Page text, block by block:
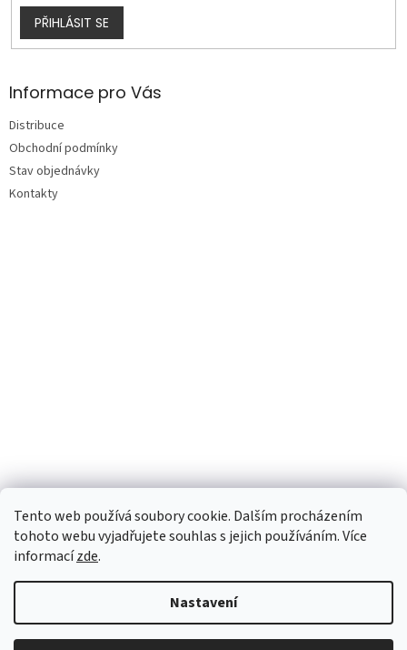
Tento web používá soubory cookie. Dalším procházením
tohoto webu vyjadřujete souhlas s jejich používáním. Více
informacízde.
Nastavení
PŘIHLÁSIT SE
Informace pro Vás
Distribuce
Obchodní podmínky
Stav objednávky
Kontakty
Vytvořil Shoptet